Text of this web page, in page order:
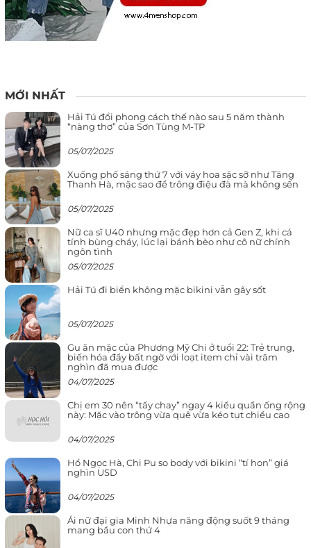
MỚI NHẤT
Hải Tú đổi phong cách thế nào sau 5 năm thành
“nàng thơ” của Sơn Tùng M-TP
05/07/2025
Xuống phố sáng thứ 7 với váy hoa sặc sỡ như Tăng
Thanh Hà, mặc sao để trông điệu đà mà không sến
05/07/2025
Nữ ca sĩ U40 nhưng mặc đẹp hơn cả Gen Z, khi cá
tính bùng cháy, lúc lại bánh bèo như cô nữ chính
ngôn tình
05/07/2025
Hải Tú đi biển không mặc bikini vẫn gây sốt
05/07/2025
Gu ăn mặc của Phương Mỹ Chi ở tuổi 22: Trẻ trung,
biến hóa đầy bất ngờ với loạt item chỉ vài trăm
nghìn đã mua được
04/07/2025
Chị em 30 nên “tẩy chay” ngay 4 kiểu quần ống rộng
này: Mặc vào trông vừa quê vừa kéo tụt chiều cao
04/07/2025
Hồ Ngọc Hà, Chi Pu so body với bikini “tí hon” giá
nghìn USD
04/07/2025
Ái nữ đại gia Minh Nhựa năng động suốt 9 tháng
mang bầu con thứ 4